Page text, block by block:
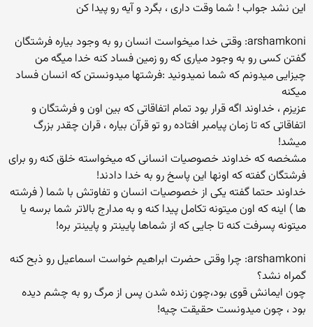
این نشد جواب ! شما وقت داری ، بگرد و آیه رو پیدا کن
arshamkoni: وقتی خدا میخواست انسان رو به وجود بیاره فرشتگان
گفتن کسی رو به وجود میاری که رو زمین فساد کنه خدا میگه من
چیزایی میدونم که شما نمیدونید :فرشتها میدونستن که انسان فساد
میکنه
عزیزم ، خداوند اگه قرار بود تمام اتفاقاتی که بین اون و فرشتگان و
اتفاقاتی که تا زمان پیامبر افتاده رو تو قرآن بیاره ، قران چقدر بزرگ
میشد!
مشخصه که خداوند خصوصیات انسانی که میخواسته خلق کنه رو برای
فرشتگان گفته که اونها این پاسخ رو به خدا دادند!
خداوند حتما گفته یکی از خصوصیات انسان و تفاوتش با شما ( فرشته
ها ) اینه که اون میتونه تکامل پیدا کنه و به مدارج بالاتر شما برسه یا
میتونه پسرفت کنه تا جایی که از شماها پایینتر و پایینتر بره!
arshamkoni: چرا وقتی حضرت ابراهیم خواست اسماعیل رو ذبح کنه
گمراه نشد؟
چون ایمانش قوی بود،چون زنده شدن پس از مرگ رو به چشم دیده
بود ، چون میدونست حقیقت چیه!